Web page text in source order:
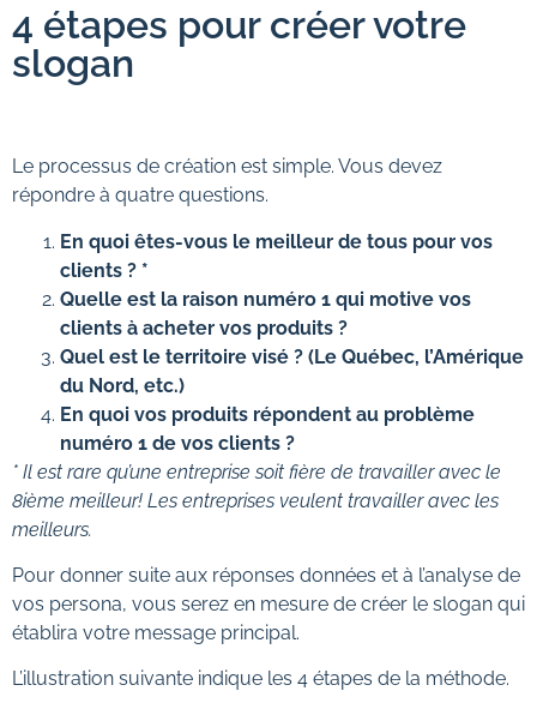
4 étapes pour créer votre
slogan
Le processus de création est simple. Vous devez
répondre à quatre questions.
En quoi êtes-vous le meilleur de tous pour vos
clients ? *
Quelle est la raison numéro 1 qui motive vos
clients à acheter vos produits ?
Quel est le territoire visé ? (Le Québec, l’Amérique
du Nord, etc.)
En quoi vos produits répondent au problème
numéro 1 de vos clients ?
* Il est rare qu’une entreprise soit fière de travailler avec le
8ième meilleur! Les entreprises veulent travailler avec les
meilleurs.
Pour donner suite aux réponses données et à l’analyse de
vos persona, vous serez en mesure de créer le slogan qui
établira votre message principal.
L’illustration suivante indique les 4 étapes de la méthode.